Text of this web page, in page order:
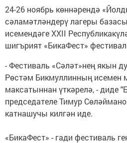
24-26 ноябрь көннәрендә
сәламәтләндерү лагеры
исемендәге XXII
шигърият «БикаФест»
- Фестиваль «Сәләт»нең якын
Рөстәм Бикмуллинның исемен
максатыннан үткәрелә, - диде
председателе Тимур
катнашучы килгән иде.
«БикаФест» - гади фестиваль